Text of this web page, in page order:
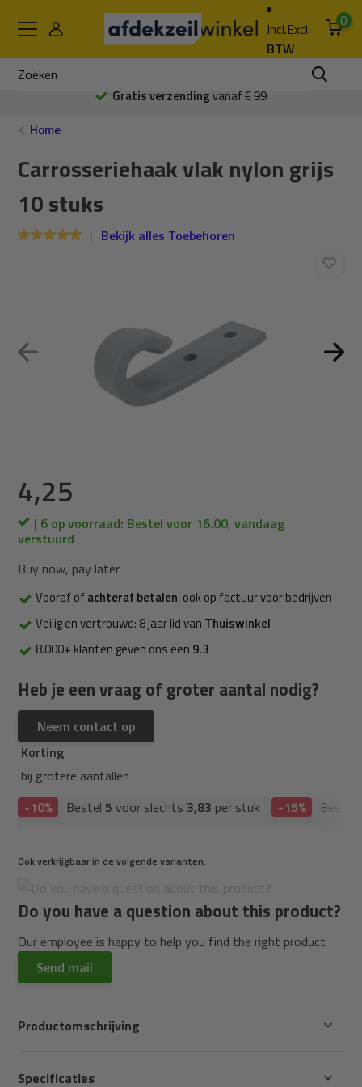
Incl.Excl.
BTW
0
Gratis verzendingvanaf € 99
Home
Carrosseriehaak vlak nylon grijs
10 stuks
Bekijk alles Toebehoren
4,25
| 6 op voorraad: Bestel voor 16.00, vandaag
verstuurd
Buy now, pay later
Vooraf ofachteraf betalen, ook op factuur voor bedrijven
Veilig en vertrouwd: 8 jaar lid van Thuiswinkel
8.000+ klanten geven ons een 9.3
Heb je een vraag of groter aantal nodig?
Neem contact op
Korting
bij grotere aantallen
-10%
Bestel 5 voor slechts 3,83 per stuk -15% Bestel
Ook verkrijgbaar in de volgende varianten:
Do you have a question about this product?
Our employee is happy to help you find the right product
Send mail
Productomschrijving
Specificaties